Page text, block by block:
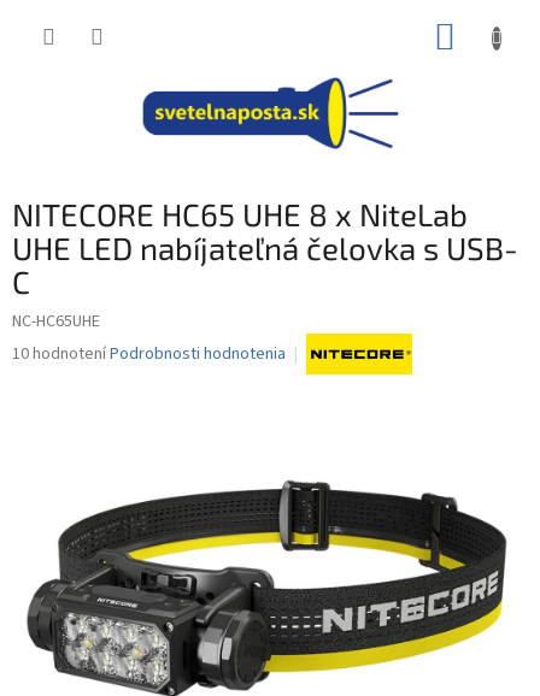
NITECORE HC65 UHE 8 x NiteLab
UHE LED nabíjateľná čelovka s USB-
C
NC-HC65UHE
Priemerné
hviezdičiek.
10 hodnoteníPodrobnosti hodnotenia